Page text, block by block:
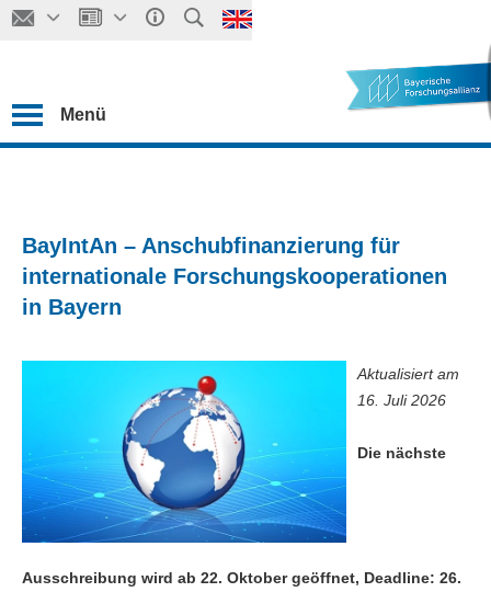
Menü
BayIntAn – Anschubfinanzierung für
internationale Forschungskooperationen
in Bayern
Aktualisiert am
16. Juli 2026
Die nächste
Ausschreibung wird ab 22. Oktober geöffnet, Deadline: 26.